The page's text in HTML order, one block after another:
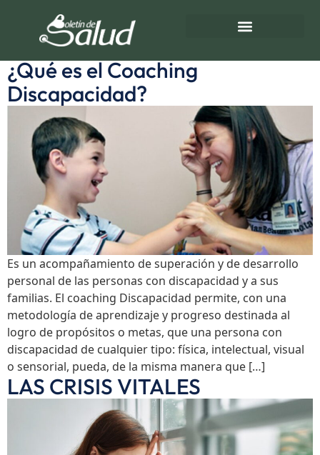
desarrollo personal
¿Qué es el Coaching
Discapacidad?
Es un acompañamiento de superación y de desarrollo
personal de las personas con discapacidad y a sus
familias. El coaching Discapacidad permite, con una
metodología de aprendizaje y progreso destinada al
logro de propósitos o metas, que una persona con
discapacidad de cualquier tipo: física, intelectual, visual
o sensorial, pueda, de la misma manera que […]
LAS CRISIS VITALES